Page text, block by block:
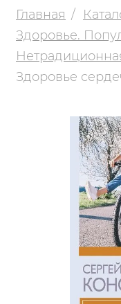
Главная
Здоровье.
Здоровье